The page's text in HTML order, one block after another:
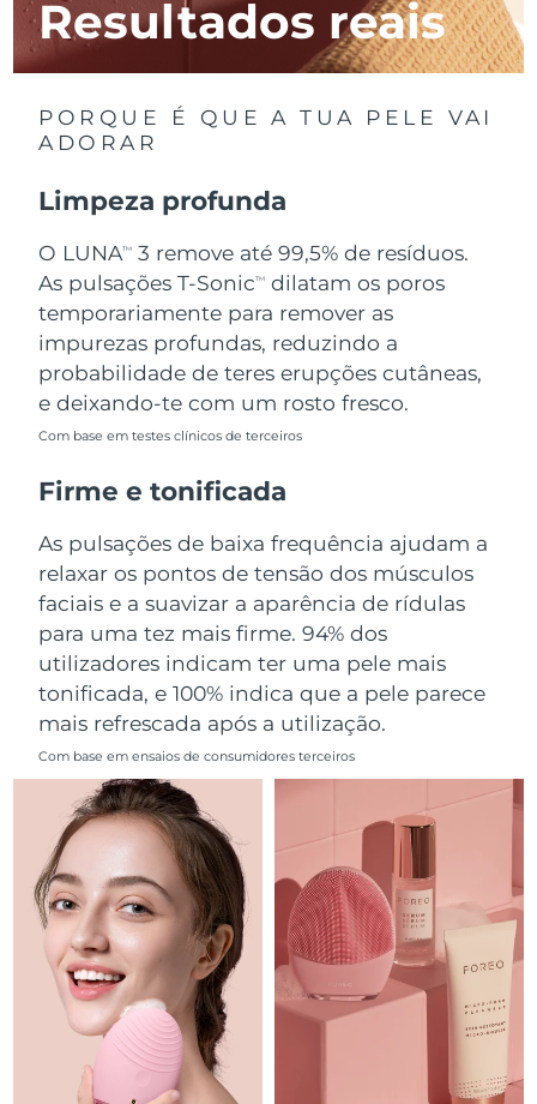
Resultados reais
PORQUE É QUE A TUA PELE VAI
ADORAR
Limpeza profunda
O LUNATM
3 remove até 99,5% de resíduos.
As pulsações T-SonicTM
dilatam os poros
temporariamente para remover as
impurezas profundas, reduzindo a
probabilidade de teres erupções cutâneas,
e deixando-te com um rosto fresco.
Com base em testes clínicos de terceiros
Firme e tonificada
As pulsações de baixa frequência ajudam a
relaxar os pontos de tensão dos músculos
faciais e a suavizar a aparência de rídulas
para uma tez mais firme. 94% dos
utilizadores indicam ter uma pele mais
tonificada, e 100% indica que a pele parece
mais refrescada após a utilização.
Com base em ensaios de consumidores terceiros
Luxemburgo Entrega prevista12/08/2026
Macau, RAE da
China
Malta Entrega prevista
México Entrega prevista 16/08/2026
Mônaco Entrega prevista
Países Baixos Entrega prevista 12/08/2026
Nova Zelândia Entrega prevista
Noruega Entrega prevista
Omã Entrega prevista 15/08/2026
Filipinas Entrega prevista15/08/2026
Polônia Entrega prevista13/08/2026
Portugal Entrega prevista
Porto Rico Entrega prevista14/08/2026
Catar Entrega prevista 13/08/2026
Reunião Entrega prevista17/08/2026
Romênia Entrega prevista 12/08/2026
Rússia Entrega prevista 20/08/2026
Arábia Saudita